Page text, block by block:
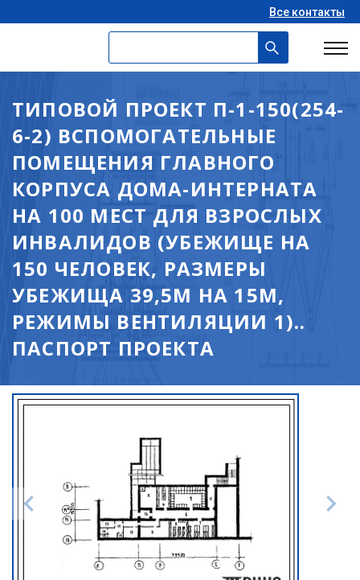
Все контакты
ТИПОВОЙ ПРОЕКТ П-1-150(254-
6-2) ВСПОМОГАТЕЛЬНЫЕ
ПОМЕЩЕНИЯ ГЛАВНОГО
КОРПУСА ДОМА-ИНТЕРНАТА
НА 100 МЕСТ ДЛЯ ВЗРОСЛЫХ
ИНВАЛИДОВ (УБЕЖИЩЕ НА
150 ЧЕЛОВЕК, РАЗМЕРЫ
УБЕЖИЩА 39,5М НА 15М,
РЕЖИМЫ ВЕНТИЛЯЦИИ 1)..
ПАСПОРТ ПРОЕКТА